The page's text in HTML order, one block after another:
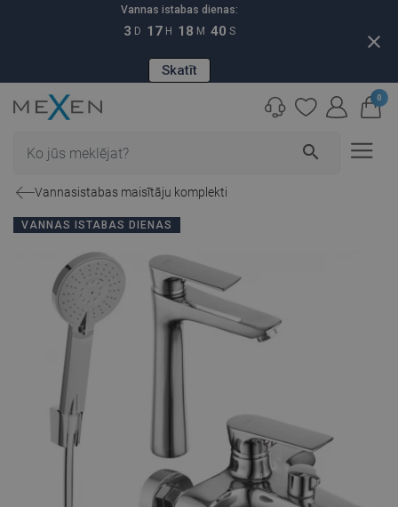
Vannas istabas dienas:
3 D 17 H 18 M 39 S
Skatīt
close
search
0
Vannasistabas maisītāju komplekti
VANNAS ISTABAS DIENAS